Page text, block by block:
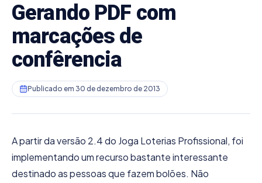
Gerando PDF com
marcações de
confêrencia
Publicado em 30 de dezembro de 2013
A partir da versão 2.4 do Joga Loterias Profissional, foi
implementando um recurso bastante interessante
destinado as pessoas que fazem bolões. Não